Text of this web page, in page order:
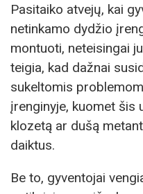
Pasitaiko atvejų, kai
netinkamo dydžio
montuoti, neteisingai
teigia, kad dažnai
sukeltomis
įrenginyje, kuomet šis
klozetą ar dušą
daiktus.
Be to, gyventojai